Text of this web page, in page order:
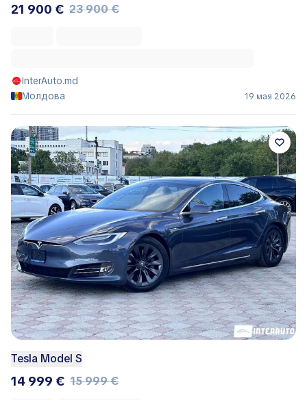
21 900 € 23 900 €
InterAuto.md
Молдова
19 мая 2026
Tesla Model S
14 999 € 15 999 €